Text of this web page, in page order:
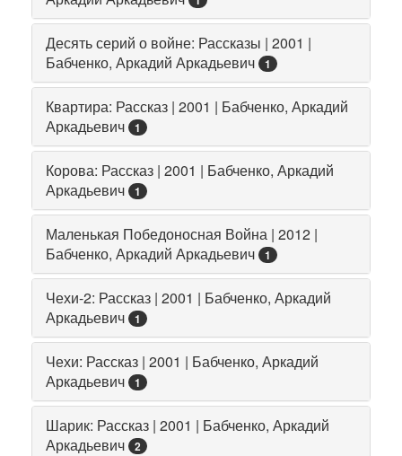
Десять серий о войне: Рассказы | 2001 |
Бабченко, Аркадий Аркадьевич
1
Квартира: Рассказ | 2001 | Бабченко, Аркадий
Аркадьевич
1
Корова: Рассказ | 2001 | Бабченко, Аркадий
Аркадьевич
1
Маленькая Победоносная Война | 2012 |
Бабченко, Аркадий Аркадьевич
1
Чехи-2: Рассказ | 2001 | Бабченко, Аркадий
Аркадьевич
1
Чехи: Рассказ | 2001 | Бабченко, Аркадий
Аркадьевич
1
Шарик: Рассказ | 2001 | Бабченко, Аркадий
Аркадьевич
2